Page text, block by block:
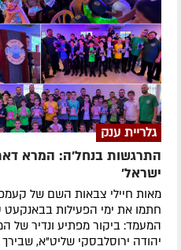
גלריית ענק
התרגשות בנחל'ה: המרא
ישראל'
מאות חיילי צבאות השם של
חתמו את ימי הפעילות בבאנקעט
המעמד: ביקור מפתיע ונדיר של
יהודה ירוסלבסקי שליט"א,